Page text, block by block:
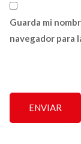
Guarda mi
navegador para